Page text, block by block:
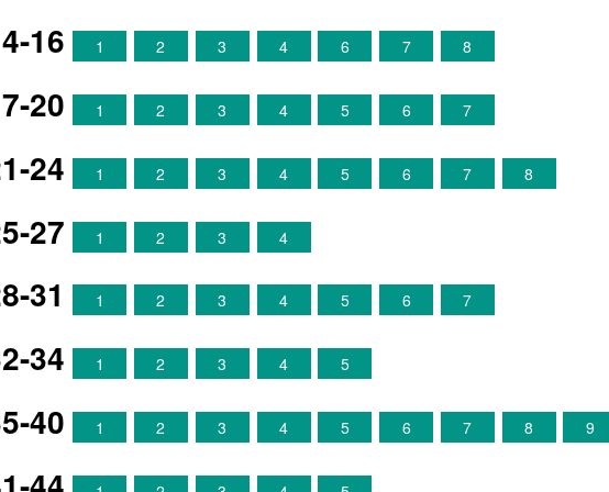
16 1 2 3 4 6 7 8
20 1 2 3 4 5 6 7
24 1 2 3 4 5 6 7 8
27 1 2 3 4
31 1 2 3 4 5 6 7
34 1 2 3 4 5
40 1 2 3 4 5 6 7 8 9